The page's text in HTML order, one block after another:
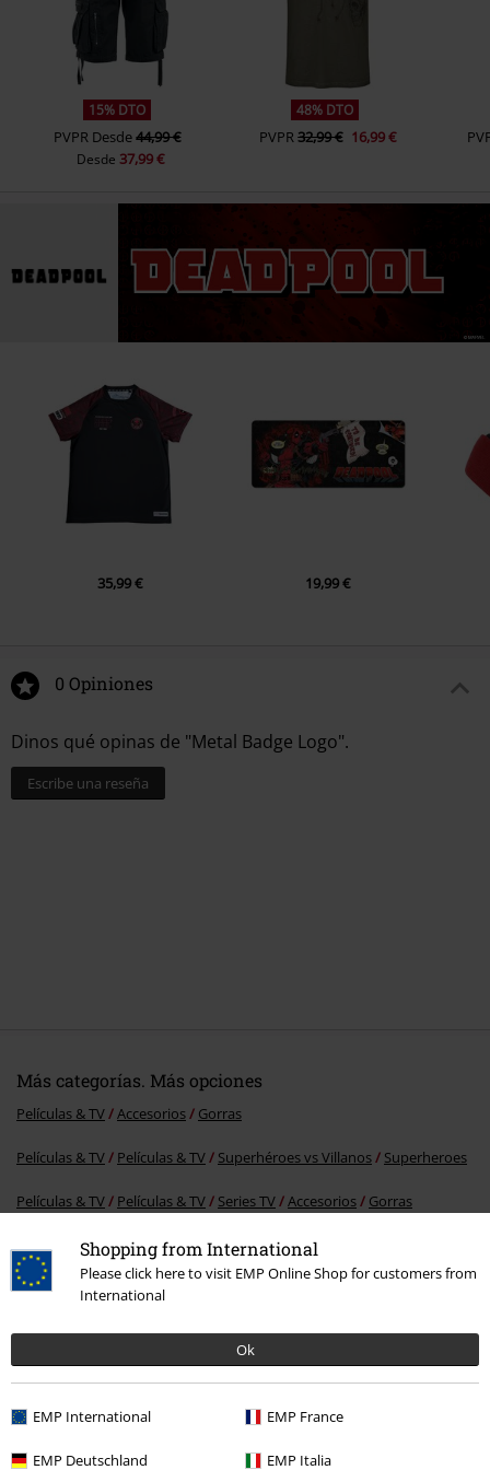
Shopping from International
Please click here to visit EMP Online Shop for customers from
International
Ok
EMP International EMP France
EMP Deutschland EMP Italia
15% DTO
PVPR Desde44,99 €
Desde 37,99 €
48% DTO
PVPR32,99 € 16,99 €
35,99 € 19,99 €
0 Opiniones
Dinos qué opinas de "Metal Badge Logo".
Escribe una reseña
Más categorías. Más opciones
Películas & TV Accesorios Gorras
Películas & TV Películas & TV Superhéroes vs Villanos Superheroes
Películas & TV Películas & TV Series TV Accesorios Gorras
Accesorios Sombreros y gorras Gorras
Ropa & accesorios Joyería y otros Sombreros y gorras
15%
E-mail Newsletter
¡Cheque regalo del 15% de descuento,
suscríbete ahora!
Más